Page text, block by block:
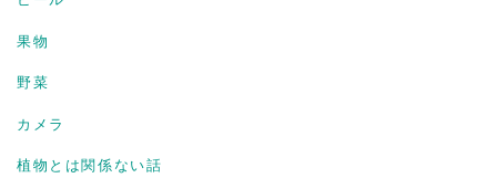
果物
野菜
カメラ
植物とは関係ない話